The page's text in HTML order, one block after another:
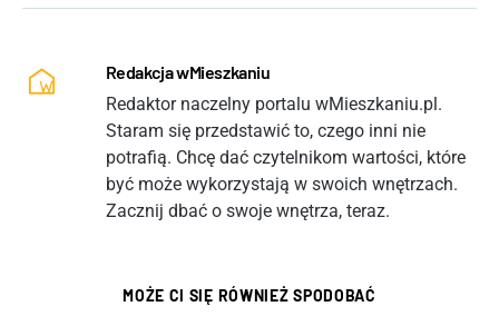
Redakcja wMieszkaniu
Redaktor naczelny portalu wMieszkaniu.pl.
Staram się przedstawić to, czego inni nie
potrafią. Chcę dać czytelnikom wartości, które
być może wykorzystają w swoich wnętrzach.
Zacznij dbać o swoje wnętrza, teraz.
MOŻE CI SIĘ RÓWNIEŻ SPODOBAĆ